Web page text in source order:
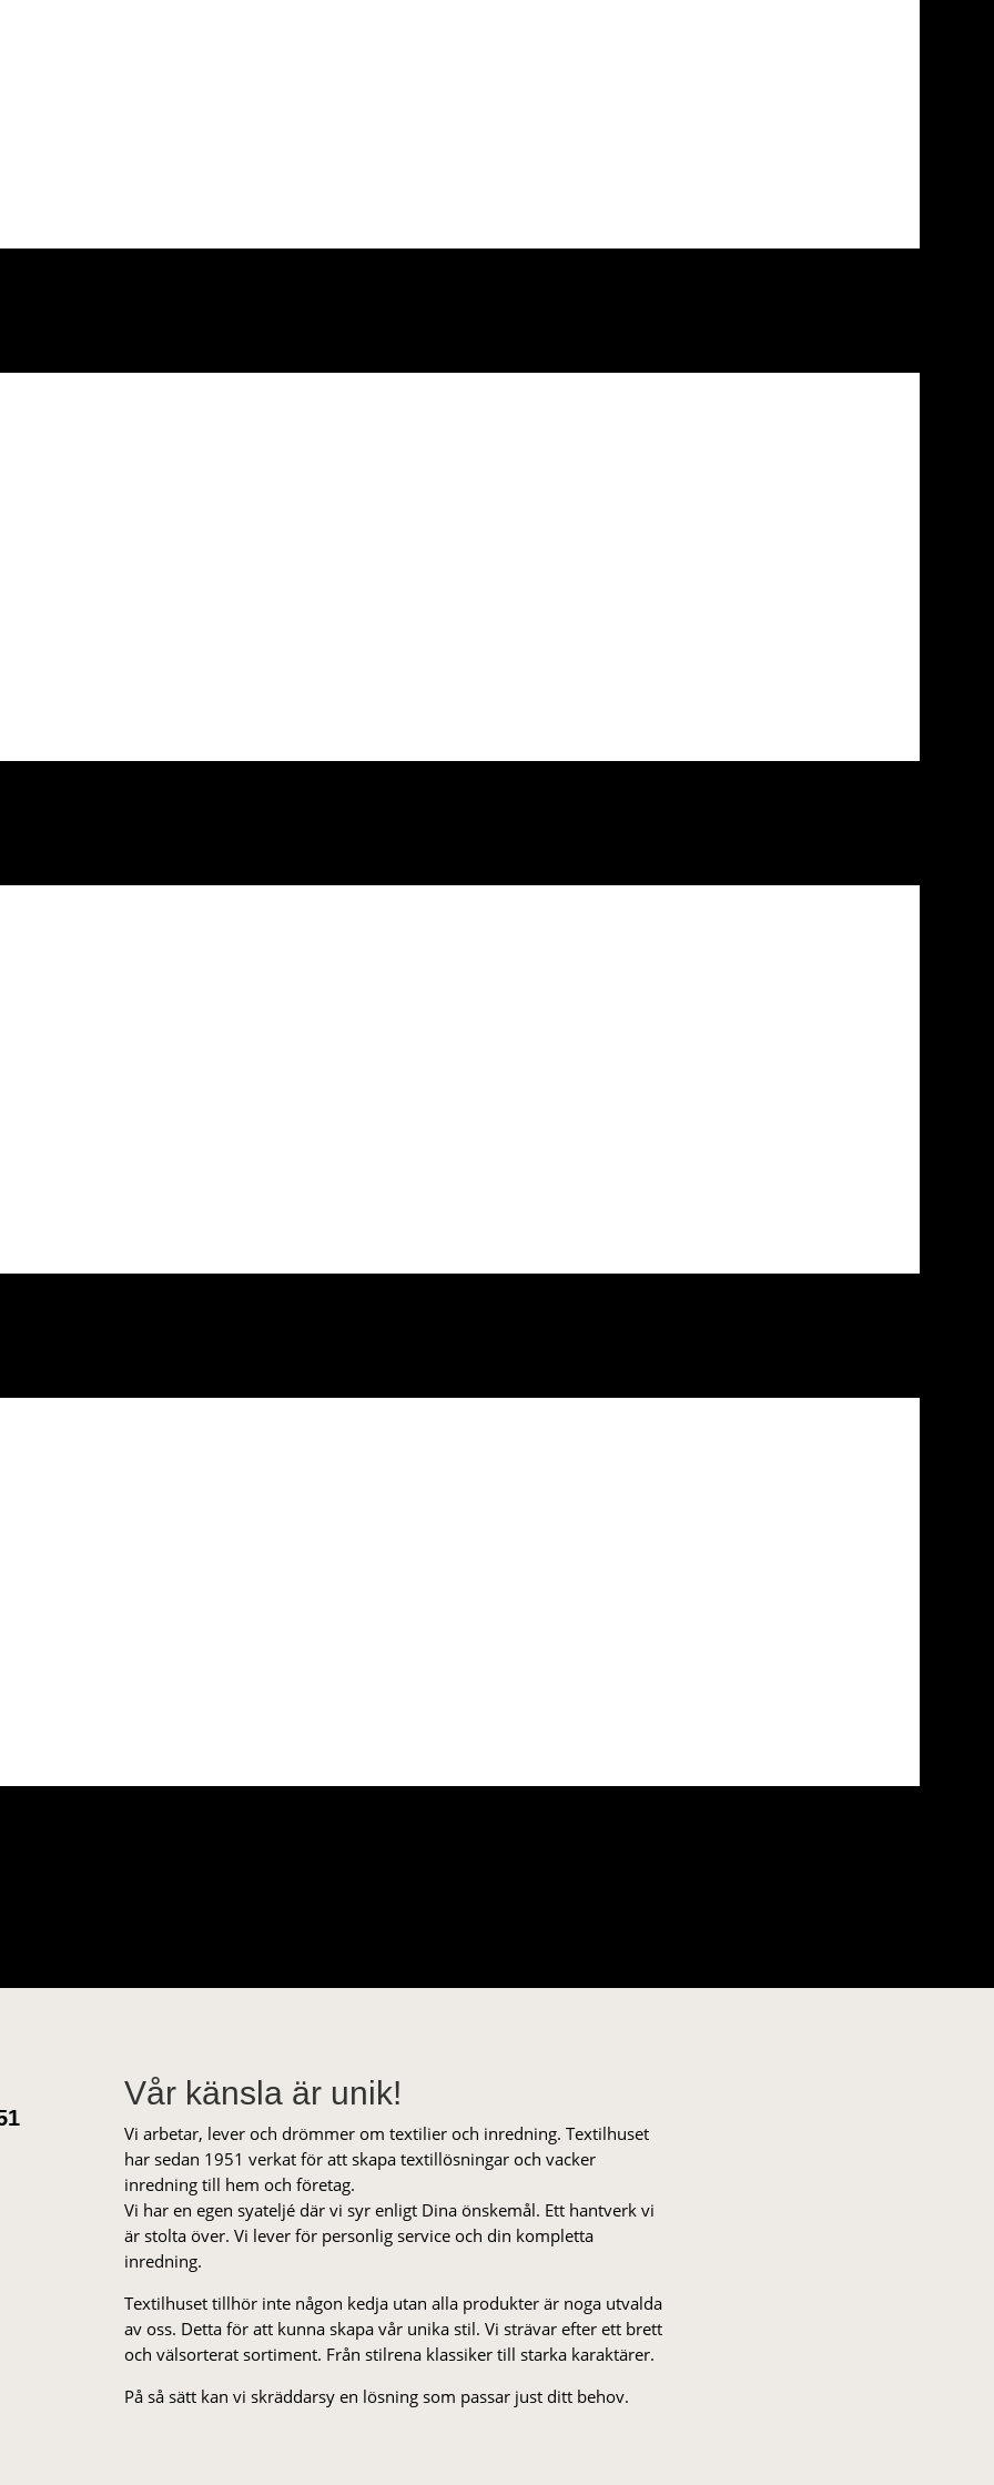
Vår känsla är unik!
Vi arbetar, lever och drömmer om textilier och inredning. Textilhuset
har sedan 1951 verkat för att skapa textillösningar och vacker
inredning till hem och företag.
Vi har en egen syateljé där vi syr enligt Dina önskemål. Ett hantverk vi
är stolta över. Vi lever för personlig service och din kompletta
inredning.
Textilhuset tillhör inte någon kedja utan alla produkter är noga utvalda
av oss. Detta för att kunna skapa vår unika stil. Vi strä­var efter ett brett
och välsorterat sor­ti­ment. Från stil­rena klas­siker till starka karaktärer.
På så sätt kan vi skräddarsy en lösning som passar just ditt behov.